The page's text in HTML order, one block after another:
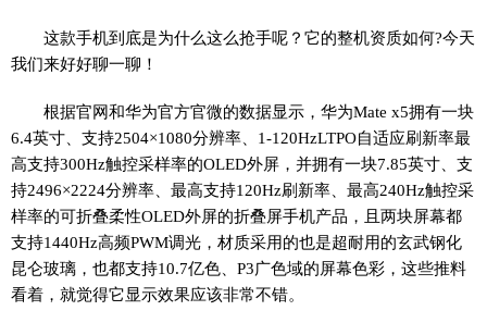
这款手机到底是为什么这么抢手呢？它的整机资质如何?今天
我们来好好聊一聊！
根据官网和华为官方官微的数据显示，华为Mate x5拥有一块
6.4英寸、支持2504×1080分辨率、1-120HzLTPO自适应刷新率最
高支持300Hz触控采样率的OLED外屏，并拥有一块7.85英寸、支
持2496×2224分辨率、最高支持120Hz刷新率、最高240Hz触控采
样率的可折叠柔性OLED外屏的折叠屏手机产品，且两块屏幕都
支持1440Hz高频PWM调光，材质采用的也是超耐用的玄武钢化
昆仑玻璃，也都支持10.7亿色、P3广色域的屏幕色彩，这些推料
看着，就觉得它显示效果应该非常不错。